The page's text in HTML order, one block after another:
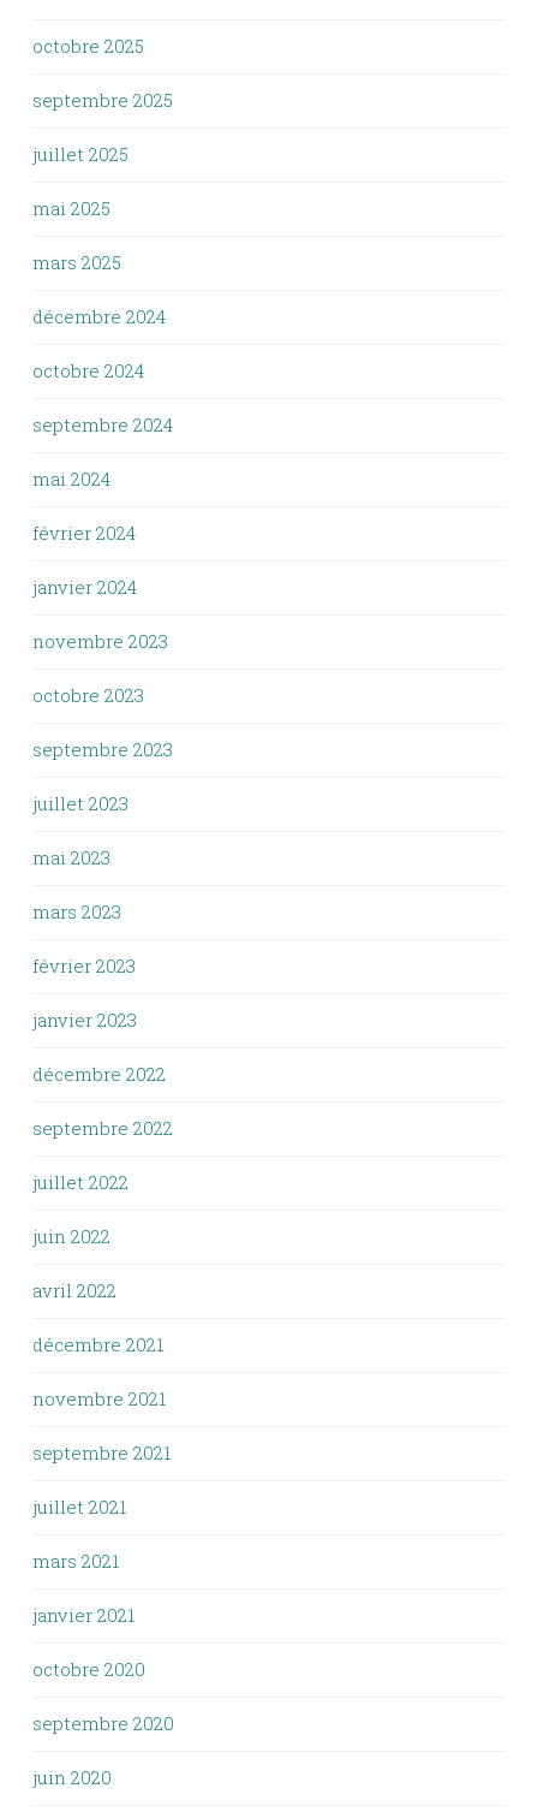
octobre 2025
septembre 2025
juillet 2025
mai 2025
mars 2025
décembre 2024
octobre 2024
septembre 2024
mai 2024
février 2024
janvier 2024
novembre 2023
octobre 2023
septembre 2023
juillet 2023
mai 2023
mars 2023
février 2023
janvier 2023
décembre 2022
septembre 2022
juillet 2022
juin 2022
avril 2022
décembre 2021
novembre 2021
septembre 2021
juillet 2021
mars 2021
janvier 2021
octobre 2020
septembre 2020
juin 2020